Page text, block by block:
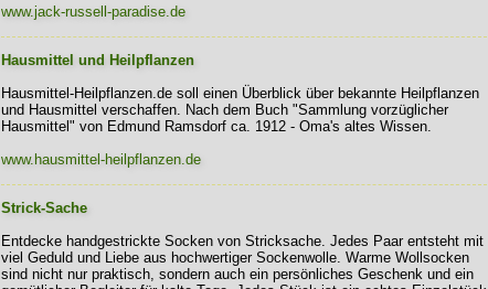
www.jack-russell-paradise.de
Hausmittel und Heilpflanzen
Hausmittel-Heilpflanzen.de soll einen Überblick über bekannte Heilpflanzen
und Hausmittel verschaffen. Nach dem Buch "Sammlung vorzüglicher
Hausmittel" von Edmund Ramsdorf ca. 1912 - Oma's altes Wissen.
www.hausmittel-heilpflanzen.de
Strick-Sache
Entdecke handgestrickte Socken von Stricksache. Jedes Paar entsteht mit
viel Geduld und Liebe aus hochwertiger Sockenwolle. Warme Wollsocken
sind nicht nur praktisch, sondern auch ein persönliches Geschenk und ein